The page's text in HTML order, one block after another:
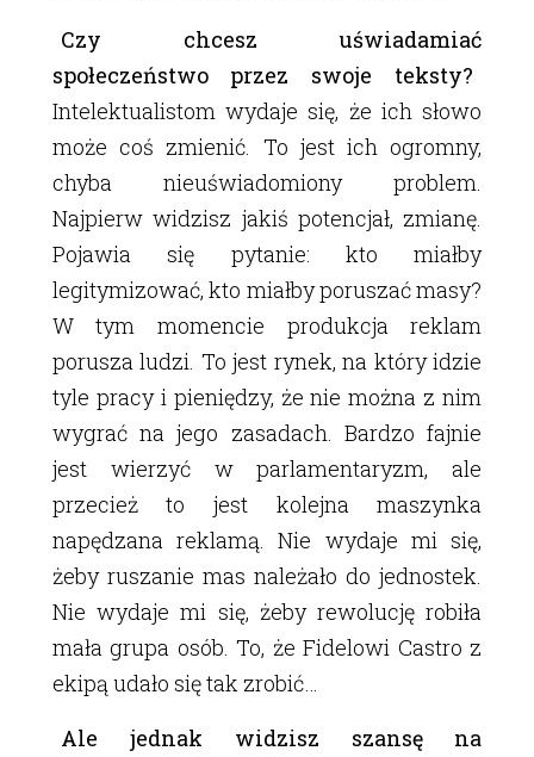
Czy chcesz uświadamiać
społeczeństwo przez swoje teksty?
Intelektualistom wydaje się, że ich słowo
może coś zmienić. To jest ich ogromny,
chyba nieuświadomiony problem.
Najpierw widzisz jakiś potencjał, zmianę.
Pojawia się pytanie: kto miałby
legitymizować, kto miałby poruszać masy?
W tym momencie produkcja reklam
porusza ludzi. To jest rynek, na który idzie
tyle pracy i pieniędzy, że nie można z nim
wygrać na jego zasadach. Bardzo fajnie
jest wierzyć w parlamentaryzm, ale
przecież to jest kolejna maszynka
napędzana reklamą. Nie wydaje mi się,
żeby ruszanie mas należało do jednostek.
Nie wydaje mi się, żeby rewolucję robiła
mała grupa osób. To, że Fidelowi Castro z
ekipą udało się tak zrobić…
Ale jednak widzisz szansę na